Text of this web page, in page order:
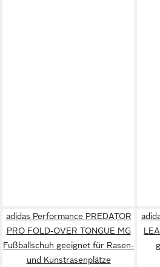
adidas Performance PREDATOR
PRO FOLD-OVER TONGUE MG
Fußballschuh geeignet für Rasen-
und Kunstrasenplätze